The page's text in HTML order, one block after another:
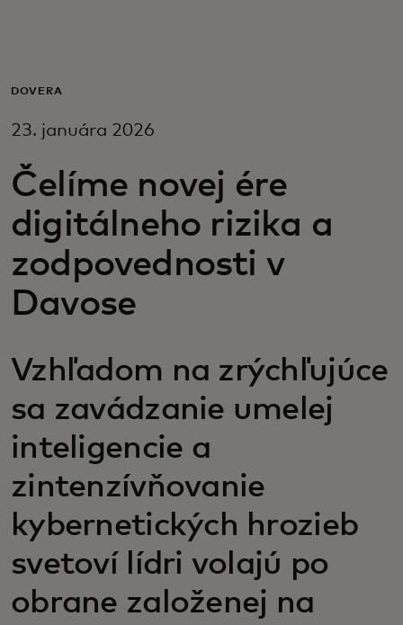
Pre firmy
Pre inovátorov
Novinky a trendy
DÔVERA
23. januára 2026
Čelíme novej ére
digitálneho rizika a
zodpovednosti v
Davose
Vzhľadom na zrýchľujúce
sa zavádzanie umelej
inteligencie a
zintenzívňovanie
kybernetických hrozieb
svetoví lídri volajú po
obrane založenej na